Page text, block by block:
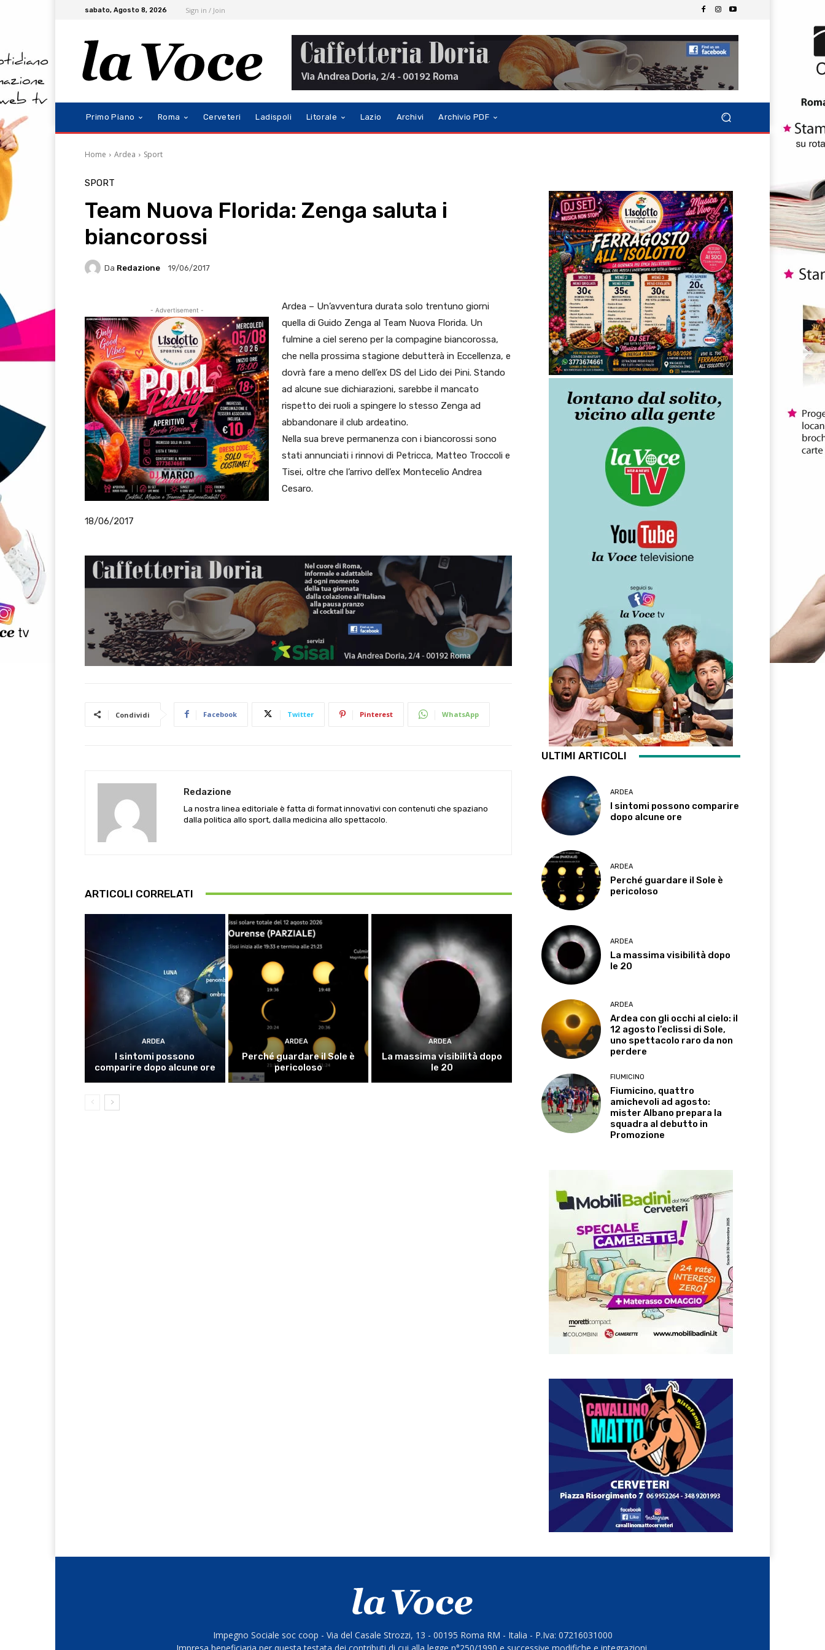
sabato, Agosto 8, 2026 Sign in / Join
Primo Piano Roma Cerveteri Ladispoli Litorale Lazio Archivi Archivio PDF
Home Ardea Sport
SPORT
Team Nuova Florida: Zenga saluta i
biancorossi
Da Redazione 19/06/2017
- Advertisement -
Ardea – Un’avventura durata solo trentuno giorni
quella di Guido Zenga al Team Nuova Florida. Un
fulmine a ciel sereno per la compagine biancorossa,
che nella prossima stagione debutterà in Eccellenza, e
dovrà fare a meno dell’ex DS del Lido dei Pini. Stando
ad alcune sue dichiarazioni, sarebbe il mancato
rispetto dei ruoli a spingere lo stesso Zenga ad
abbandonare il club ardeatino.
Nella sua breve permanenza con i biancorossi sono
stati annunciati i rinnovi di Petricca, Matteo Troccoli e
Tisei, oltre che l’arrivo dell’ex Montecelio Andrea
Cesaro.
18/06/2017
Condividi Facebook Twitter Pinterest WhatsApp
Redazione
La nostra linea editoriale è fatta di format innovativi con contenuti che spaziano
dalla politica allo sport, dalla medicina allo spettacolo.
ARTICOLI CORRELATI
ARDEA
I sintomi possono
comparire dopo alcune ore
ARDEA
Perché guardare il Sole è
pericoloso
ARDEA
La massima visibilità dopo
le 20
ULTIMI ARTICOLI
ARDEA
I sintomi possono comparire
dopo alcune ore
ARDEA
Perché guardare il Sole è
pericoloso
ARDEA
La massima visibilità dopo
le 20
ARDEA
Ardea con gli occhi al cielo: il
12 agosto l’eclissi di Sole,
uno spettacolo raro da non
perdere
FIUMICINO
Fiumicino, quattro
amichevoli ad agosto:
mister Albano prepara la
squadra al debutto in
Promozione
Impegno Sociale soc coop - Via del Casale Strozzi, 13 - 00195 Roma RM - Italia - P.Iva: 07216031000